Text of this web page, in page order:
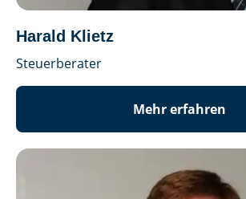
Harald Klietz
Steuerberater
Mehr erfahren